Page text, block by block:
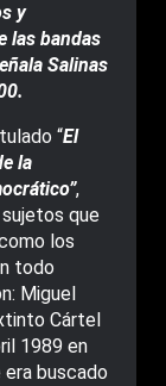
y
las bandas
Salinas
“El
la
,
que
los
todo
Miguel
Cártel
1989 en
era buscado